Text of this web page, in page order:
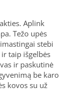
Aplink
Težo upės
stebi
taip išgelbės
ir paskutinė
be karo
kovos su už